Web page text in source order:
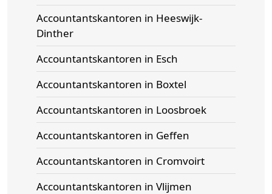
Accountantskantoren in Heeswijk-
Dinther
Accountantskantoren in Esch
Accountantskantoren in Boxtel
Accountantskantoren in Loosbroek
Accountantskantoren in Geffen
Accountantskantoren in Cromvoirt
Accountantskantoren in Vlijmen